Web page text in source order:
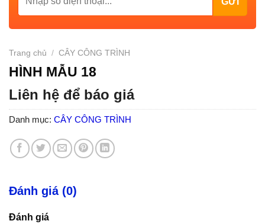
Trang chủ / CÂY CÔNG TRÌNH
HÌNH MẪU 18
Liên hệ để báo giá
Danh mục: CÂY CÔNG TRÌNH
Đánh giá (0)
Đánh giá